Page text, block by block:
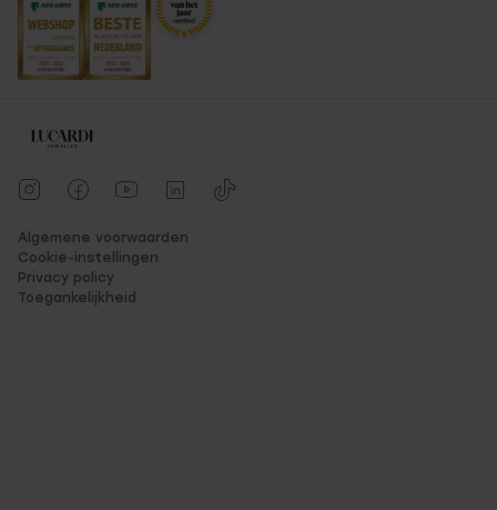
Algemene voorwaarden
Cookie-instellingen
Privacy policy
Toegankelijkheid